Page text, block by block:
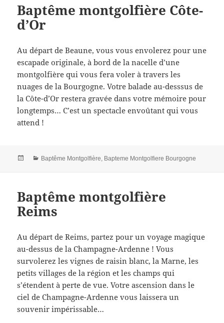
Baptême montgolfière Côte-
d’Or
Au départ de Beaune, vous vous envolerez pour une
escapade originale, à bord de la nacelle d’une
montgolfière qui vous fera voler à travers les
nuages de la Bourgogne. Votre balade au-desssus de
la Côte-d’Or restera gravée dans votre mémoire pour
longtemps… C’est un spectacle envoûtant qui vous
attend !
PostedCategories
Baptême Montgolfière, Bapteme Montgolfiere Bourgogne
Baptême montgolfière
Reims
Au départ de Reims, partez pour un voyage magique
au-dessus de la Champagne-Ardenne ! Vous
survolerez les vignes de raisin blanc, la Marne, les
petits villages de la région et les champs qui
s’étendent à perte de vue. Votre ascension dans le
ciel de Champagne-Ardenne vous laissera un
souvenir impérissable…